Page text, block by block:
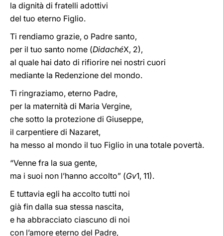
la dignità di fratelli adottivi
del tuo eterno Figlio.
Ti rendiamo grazie, o Padre santo,
per il tuo santo nome (DidachéX, 2),
al quale hai dato di rifiorire nei nostri cuori
mediante la Redenzione del mondo.
Ti ringraziamo, eterno Padre,
per la maternità di Maria Vergine,
che sotto la protezione di Giuseppe,
il carpentiere di Nazaret,
ha messo al mondo il tuo Figlio in una totale povertà.
“Venne fra la sua gente,
ma i suoi non l’hanno accolto” (Gv1, 11).
E tuttavia egli ha accolto tutti noi
già fin dalla sua stessa nascita,
e ha abbracciato ciascuno di noi
con l’amore eterno del Padre,